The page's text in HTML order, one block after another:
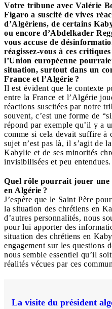
Votre tribune avec Valérie
Figaro a suscité de vives
d’Algériens, de certains
ou encore d’Abdelkader
vous accuse de
réagissez-vous à ces
l’Union européenne
situation, surtout dans un
France et l’Algérie ?
Il est évident que le contexte
entre la France et l’Algérie
réactions suscitées par notre
souvent, c’est une forme de
répond par exemple qu’il y a
comme si cela devait suffire à
sujet n’est pas là, il s’agit de
Kabylie et de ses minorités
invisibilisées et peu entendues.
Quel rôle pourrait jouer
en Algérie ?
J’espère que le Saint Père
la situation des chrétiens en
d’autres personnalités, nous
pour lui apporter des
situation des chrétiens en
engagement sur les questions
nous semble essentiel qu’il
réalités vécues par ces
La visite du président